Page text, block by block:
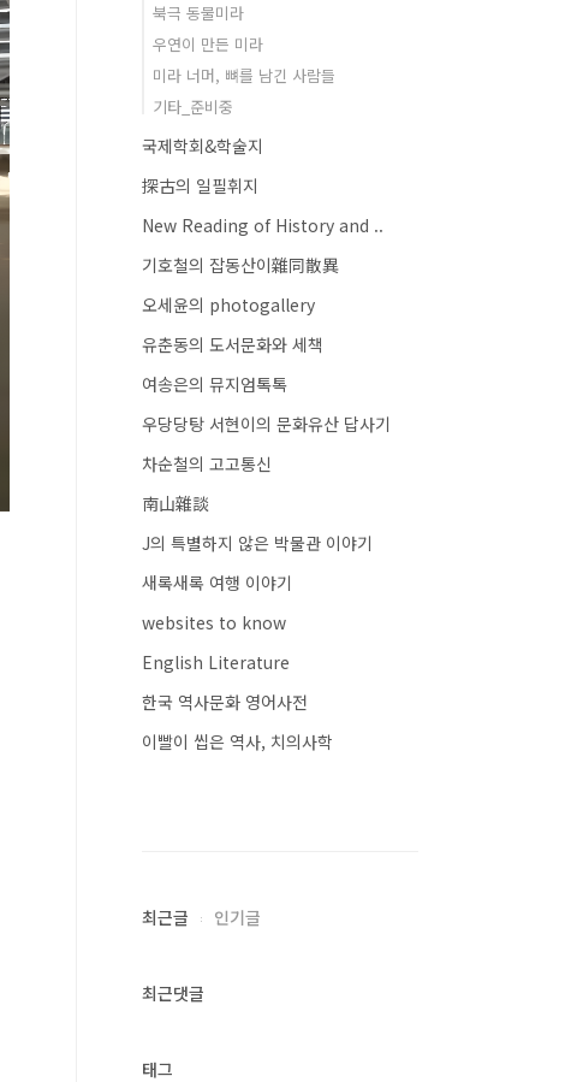
북극 동물미라
우연이 만든 미라
미라 너머, 뼈를 남긴 사람들
기타_준비중
국제학회&학술지
探古의 일필휘지
New Reading of History and ..
기호철의 잡동산이雜同散異
오세윤의 photogallery
유춘동의 도서문화와 세책
여송은의 뮤지엄톡톡
우당당탕 서현이의 문화유산 답사기
차순철의 고고통신
南山雜談
J의 특별하지 않은 박물관 이야기
새록새록 여행 이야기
websites to know
English Literature
한국 역사문화 영어사전
이빨이 씹은 역사, 치의사학
최근글 인기글
최근댓글
태그